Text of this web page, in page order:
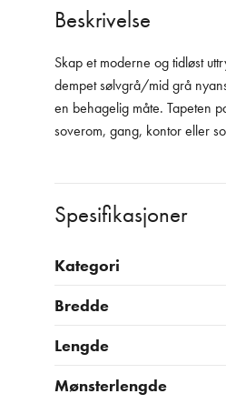
Beskrivelse
Skap et moderne og tidløst
dempet sølvgrå/mid grå
en behagelig måte. Tapeten
soverom, gang, kontor eller
Spesifikasjoner
Kategori
Bredde
Lengde
Mønsterlengde